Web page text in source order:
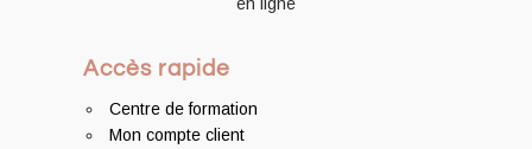
Accès rapide
Centre de formation
Mon compte client